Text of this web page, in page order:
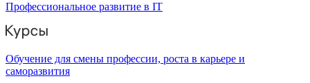
Профессиональное развитие в IT
Обучение для смены профессии, роста в карьере и
саморазвития